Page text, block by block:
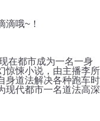
滴哦~！
在都市成为一名一身
惊悚小说，由主播李所
身道法解决各种跑车时
现代都市一名道法高深